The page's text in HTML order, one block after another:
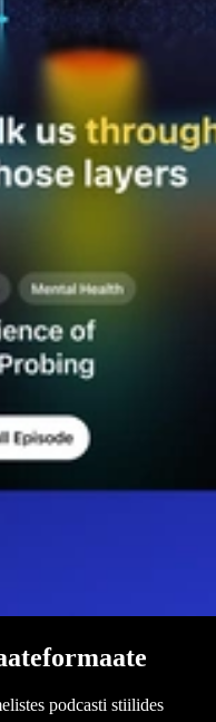
podcasti stiilides